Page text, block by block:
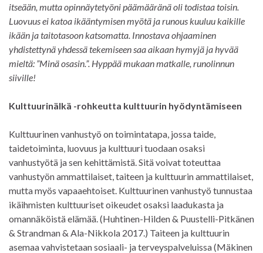
itseään, mutta opinnäytetyöni päämääränä oli todistaa toisin.
Luovuus ei katoa ikääntymisen myötä ja runous kuuluu kaikille
ikään ja taitotasoon katsomatta. Innostava ohjaaminen
yhdistettynä yhdessä tekemiseen saa aikaan hymyjä ja hyvää
mieltä: ”Minä osasin.”. Hyppää mukaan matkalle, runolinnun
siiville!
Kulttuurinälkä -rohkeutta kulttuurin hyödyntämiseen
Kulttuurinen vanhustyö on toimintatapa, jossa taide,
taidetoiminta, luovuus ja kulttuuri tuodaan osaksi
vanhustyötä ja sen kehittämistä. Sitä voivat toteuttaa
vanhustyön ammattilaiset, taiteen ja kulttuurin ammattilaiset,
mutta myös vapaaehtoiset. Kulttuurinen vanhustyö tunnustaa
ikäihmisten kulttuuriset oikeudet osaksi laadukasta ja
omannäköistä elämää. (Huhtinen-Hilden & Puustelli-Pitkänen
& Strandman & Ala-Nikkola 2017.) Taiteen ja kulttuurin
asemaa vahvistetaan sosiaali- ja terveyspalveluissa (Mäkinen